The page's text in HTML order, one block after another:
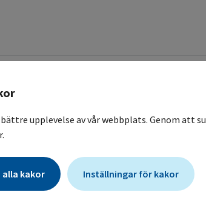
Blodvärden
upplevelse av vår webbplats. Genom att
alla kakor Inställningar för kakor